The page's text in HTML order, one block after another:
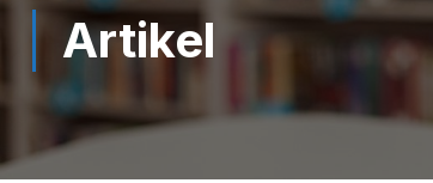
Artikel